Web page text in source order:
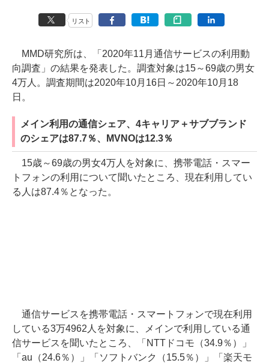
リスト
MMD研究所は、「2020年11月通信サービスの利用動
向調査」の結果を発表した。調査対象は15～69歳の男女
4万人。調査期間は2020年10月16日～2020年10月18
日。
メイン利用の通信シェア、4キャリア＋サブブランド
のシェアは87.7％、MVNOは12.3％
15歳～69歳の男女4万人を対象に、携帯電話・スマー
トフォンの利用について聞いたところ、現在利用してい
る人は87.4％となった。
通信サービスを携帯電話・スマートフォンで現在利用
している3万4962人を対象に、メインで利用している通
信サービスを聞いたところ、「NTTドコモ（34.9％）」
「au（24.6％）」「ソフトバンク（15.5％）」「楽天モ